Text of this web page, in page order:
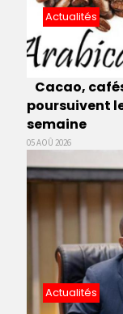
Actualités
Cacao,
poursuivent
semaine
05 AOÛ 2026
Actualités